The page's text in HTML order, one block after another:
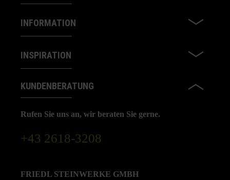
INFORMATION
INSPIRATION
KUNDENBERATUNG
Rufen Sie uns an, wir beraten Sie gerne.
+43 2618-3208
FRIEDL STEINWERKE GMBH